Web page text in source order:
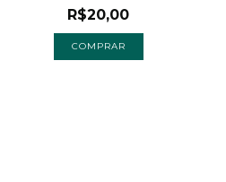
R$20,00
COMPRAR